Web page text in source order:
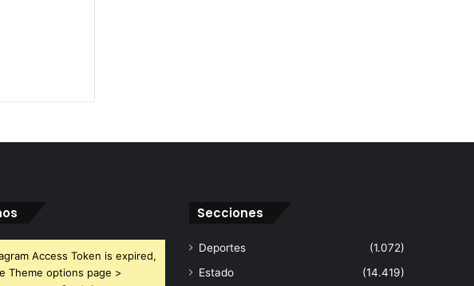
Access Token is expired,
Theme options page >
Secciones
Deportes
(1.072)
Estado
(14.419)